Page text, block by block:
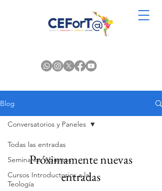
Blog
Todas las entradas
Seminarios Abiertos
Cursos Introductorios a la
Teología
Conversatorios y Paneles
Próximamente nuevas
entradas